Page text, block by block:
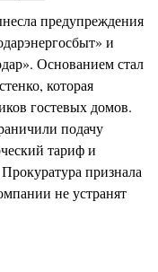
предупреждения
и
Основанием стал
которая
гостевых домов.
подачу
тариф и
признала
не устранят